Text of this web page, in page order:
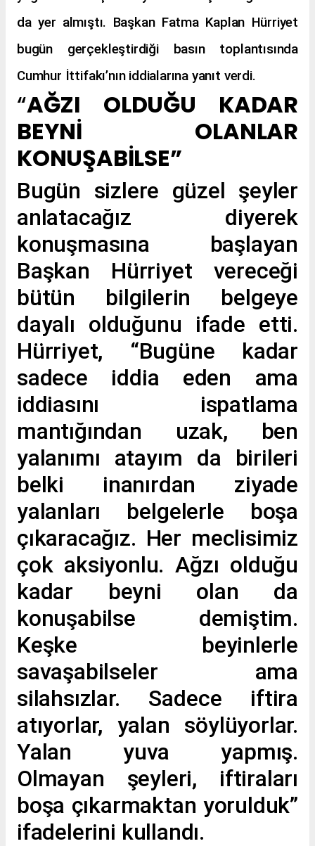
da yer almıştı. Başkan Fatma Kaplan Hürriyet
bugün gerçekleştirdiği basın toplantısında
Cumhur İttifakı’nın iddialarına yanıt verdi.
“AĞZI OLDUĞU KADAR
BEYNİ OLANLAR
KONUŞABİLSE”
Bugün sizlere güzel şeyler
anlatacağız diyerek
konuşmasına başlayan
Başkan Hürriyet vereceği
bütün bilgilerin belgeye
dayalı olduğunu ifade etti.
Hürriyet, “Bugüne kadar
sadece iddia eden ama
iddiasını ispatlama
mantığından uzak, ben
yalanımı atayım da birileri
belki inanırdan ziyade
yalanları belgelerle boşa
çıkaracağız. Her meclisimiz
çok aksiyonlu. Ağzı olduğu
kadar beyni olan da
konuşabilse demiştim.
Keşke beyinlerle
savaşabilseler ama
silahsızlar. Sadece iftira
atıyorlar, yalan söylüyorlar.
Yalan yuva yapmış.
Olmayan şeyleri, iftiraları
boşa çıkarmaktan yorulduk”
ifadelerini kullandı.